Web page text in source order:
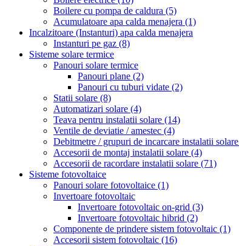
Boilere cu pompa de caldura (5)
Acumulatoare apa calda menajera (1)
Incalzitoare (Instanturi) apa calda menajera
Instanturi pe gaz (8)
Sisteme solare termice
Panouri solare termice
Panouri plane (2)
Panouri cu tuburi vidate (2)
Statii solare (8)
Automatizari solare (4)
Teava pentru instalatii solare (14)
Ventile de deviatie / amestec (4)
Debitmetre / grupuri de incarcare instalatii solare
Accesorii de montaj instalatii solare (4)
Accesorii de racordare instalatii solare (71)
Sisteme fotovoltaice
Panouri solare fotovoltaice (1)
Invertoare fotovoltaic
Invertoare fotovoltaic on-grid (3)
Invertoare fotovoltaic hibrid (2)
Componente de prindere sistem fotovoltaic (1)
Accesorii sistem fotovoltaic (16)